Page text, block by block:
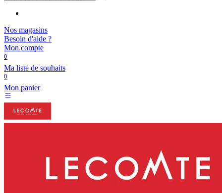
Nos magasins
Besoin d'aide ?
Mon compte
0
Ma liste de souhaits
0
Mon panier